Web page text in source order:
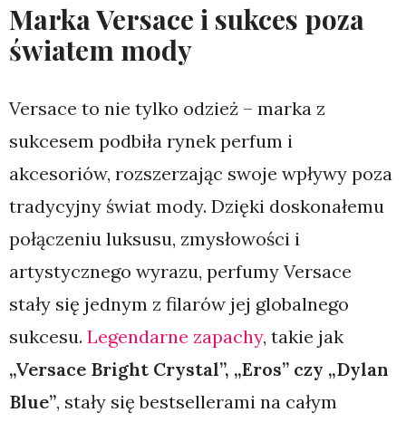
Marka Versace i sukces poza
światem mody
Versace to nie tylko odzież – marka z
sukcesem podbiła rynek perfum i
akcesoriów, rozszerzając swoje wpływy poza
tradycyjny świat mody. Dzięki doskonałemu
połączeniu luksusu, zmysłowości i
artystycznego wyrazu, perfumy Versace
stały się jednym z filarów jej globalnego
sukcesu. Legendarne zapachy, takie jak
„Versace Bright Crystal”, „Eros” czy „Dylan
Blue”, stały się bestsellerami na całym